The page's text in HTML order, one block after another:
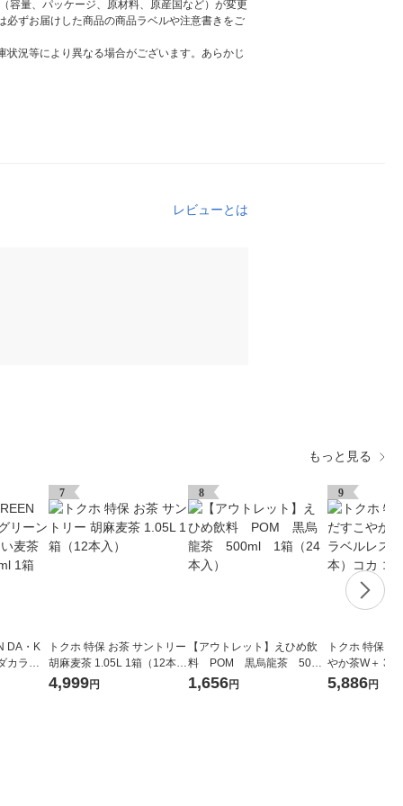
容量、パッケージ、原材料、原産国など）が変更
ずお届けした商品の商品ラベルや注意書きをご
況等により異なる場合がございます。あらかじ
レビューとは
もっと見る
DA・K
カラ）
7
トクホ 特保 お茶 サントリー
胡麻麦茶 1.05L 1箱（12本
入）
4,999円
8
【アウトレット】えひめ飲
料 POM 黒烏龍茶 500m
l 1箱（24本入）
1,656円
9
トクホ 特保 お
やか茶W＋
ス 1セット（
5,886円